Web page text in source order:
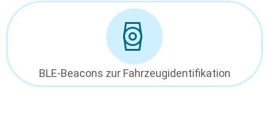
BLE-Beacons zur Fahrzeugidentifikation